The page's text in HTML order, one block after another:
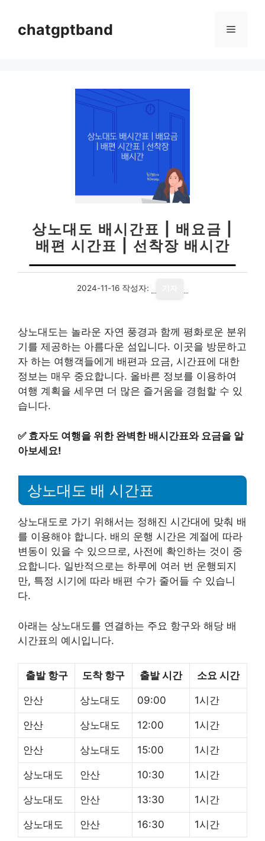
chatgptband 메
상노대도 배시간표 | 배요금 |
배편 시간표 | 선착장 배시간
2024-11-16 작성자:
상노대도는 놀라운 자연 풍경과 함께 평화로운 분위
기를 제공하는 아름다운 섬입니다. 이곳을 방문하고
자 하는 여행객들에게 배편과 요금, 시간표에 대한
정보는 매우 중요합니다. 올바른 정보를 이용하여
여행 계획을 세우면 더 많은 즐거움을 경험할 수 있
습니다.
✅ 효자도 여행을 위한 완벽한 배시간표와 요금을 알
아보세요!
상노대도 배 시간표
상노대도로 가기 위해서는 정해진 시간대에 맞춰 배
를 이용해야 합니다. 배의 운행 시간은 계절에 따라
변동이 있을 수 있으므로, 사전에 확인하는 것이 중
요합니다. 일반적으로는 하루에 여러 번 운행되지
만, 특정 시기에 따라 배편 수가 줄어들 수 있습니
다.
아래는 상노대도를 연결하는 주요 항구와 해당 배
시간표의 예시입니다.
출발 항구 도착 항구 출발 시간 소요 시간
안산 상노대도 09:00 1시간
안산 상노대도 12:00 1시간
안산 상노대도 15:00 1시간
상노대도 안산 10:30 1시간
상노대도 안산 13:30 1시간
상노대도 안산 16:30 1시간